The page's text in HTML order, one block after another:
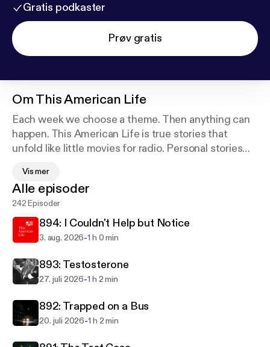
Gratis podkaster
Prøv gratis
OmThis American Life
Each week we choose a theme. Then anything can
happen. This American Life is true stories that
unfold like little movies for radio. Personal stories
plot twists. Newsy stories that try to capture what
it’s like to be alive right now. It’s the most popular
weekly podcast in the world, and winner of the first
ever Pulitzer Prize for a radio show or podcast.
Hosted by Ira Glass and produced in collaboration
Vis mer
Alle episoder
242 Episoder
894: I Couldn't Help but Notice
3. aug. 2026-1 h 0 min
893: Testosterone
27. juli 2026-1 h 2 min
892: Trapped on a Bus
20. juli 2026-1 h 2 min